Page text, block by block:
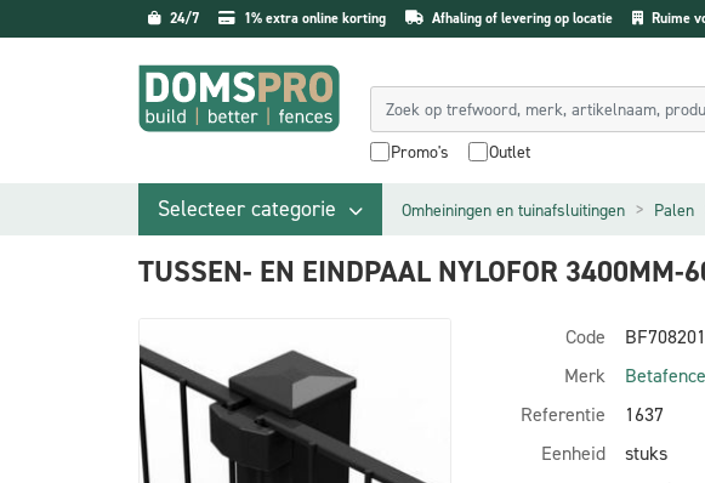
24/7 1% extra online korting Afhaling of levering op locatie Ruime
Promo's Outlet
Selecteer categorie Omheiningen en tuinafsluitingen Palen
TUSSEN- EN EINDPAAL NYLOFOR 3400MM-
Code
Merk
Betafence
Referentie
1637
Eenheid
stuks